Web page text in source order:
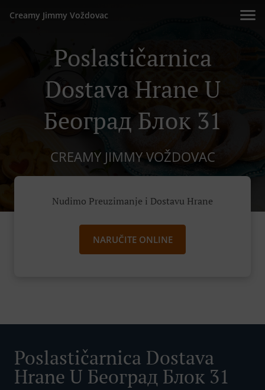
Creamy Jimmy Voždovac
Poslastičarnica
Dostava Hrane U
Београд Блок 31
CREAMY JIMMY VOŽDOVAC
Nudimo Preuzimanje i Dostavu Hrane
NARUČITE ONLINE
Poslastičarnica Dostava
Hrane U Београд Блок 31